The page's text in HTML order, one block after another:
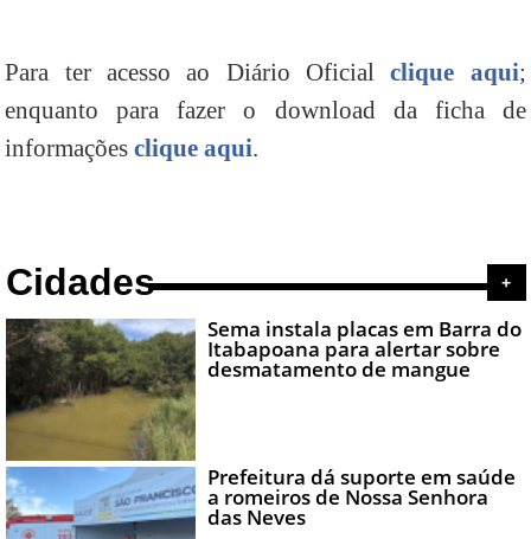
Para ter acesso ao Diário Oficialclique aqui;
enquanto para fazer o download da ficha de
informaçõesclique aqui.
Cidades +
Sema instala placas em Barra do
Itabapoana para alertar sobre
desmatamento de mangue
Prefeitura dá suporte em saúde
a romeiros de Nossa Senhora
das Neves